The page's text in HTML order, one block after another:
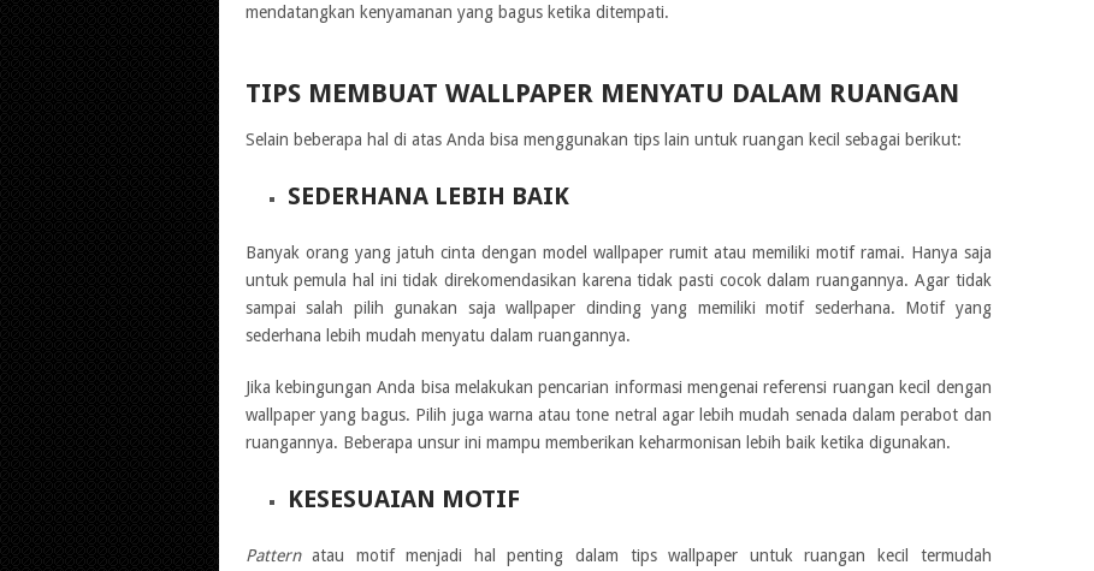
mendatangkan kenyamanan yang bagus ketika ditempati.
TIPS MEMBUAT WALLPAPER MENYATU DALAM RUANGAN
Selain beberapa hal di atas Anda bisa menggunakan tips lain untuk ruangan kecil sebagai berikut:
SEDERHANA LEBIH BAIK
Banyak orang yang jatuh cinta dengan model wallpaper rumit atau memiliki motif ramai. Hanya saja
untuk pemula hal ini tidak direkomendasikan karena tidak pasti cocok dalam ruangannya. Agar tidak
sampai salah pilih gunakan saja wallpaper dinding yang memiliki motif sederhana. Motif yang
sederhana lebih mudah menyatu dalam ruangannya.
Jika kebingungan Anda bisa melakukan pencarian informasi mengenai referensi ruangan kecil dengan
wallpaper yang bagus. Pilih juga warna atau tone netral agar lebih mudah senada dalam perabot dan
ruangannya. Beberapa unsur ini mampu memberikan keharmonisan lebih baik ketika digunakan.
KESESUAIAN MOTIF
Patternatau motif menjadi hal penting dalam tips wallpaper untuk ruangan kecil termudah